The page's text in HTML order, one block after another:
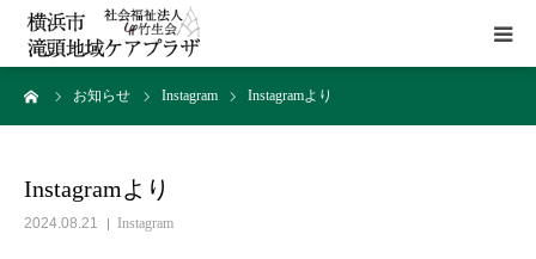
お知らせ Instagram Instagramより
Instagramより
2024.08.21 Instagram
HOME
施設概要